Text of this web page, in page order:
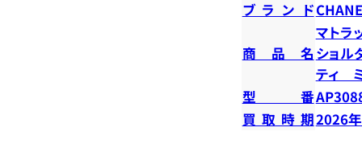
ブランド
商品名
マトラ
ショ
ティ
型番
買取時期2026